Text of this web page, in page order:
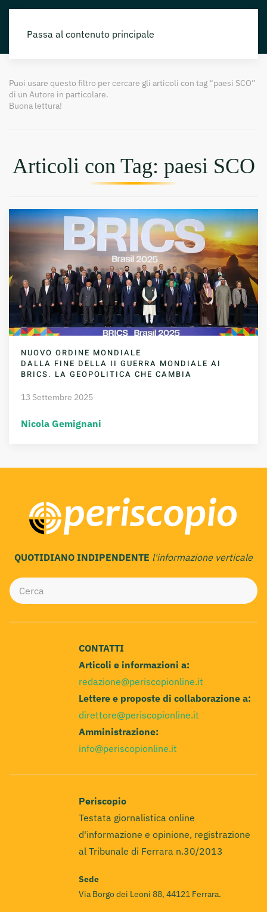
Passa al contenuto principale
Puoi usare questo filtro per cercare gli articoli con tag “paesi SCO”
di un Autore in particolare.
Buona lettura!
Articoli con Tag: paesi SCO
NUOVO ORDINE MONDIALE
DALLA FINE DELLA II GUERRA MONDIALE AI
BRICS. LA GEOPOLITICA CHE CAMBIA
13 Settembre 2025
Nicola Gemignani
QUOTIDIANO INDIPENDENTE l'informazione verticale
CONTATTI
Articoli e informazioni a:
redazione@periscopionline.it
Lettere e proposte di collaborazione a:
direttore@periscopionline.it
Amministrazione:
info@periscopionline.it
Periscopio
Testata giornalistica online
d'informazione e opinione, registrazione
al Tribunale di Ferrara n.30/2013
Sede
Via Borgo dei Leoni 88, 44121 Ferrara.